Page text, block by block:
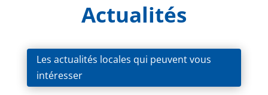
Actualités
Les actualités locales qui peuvent vous
intéresser